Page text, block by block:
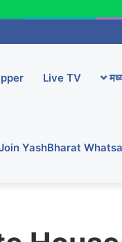
Live TV
YashBharat